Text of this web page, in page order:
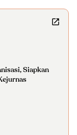
Siapkan